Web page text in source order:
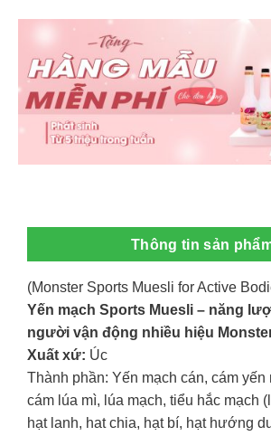
Thông tin sản
(Monster Sports Muesli for Active
Yến mạch Sports Muesli – năng
người vận động nhiều hiệu
Xuất xứ: Úc
Thành phần: Yến mạch cán, cám yến
cám lúa mì, lúa mạch, tiểu hắc mạch
hạt lanh, hat chia, hạt bí, hạt hướng